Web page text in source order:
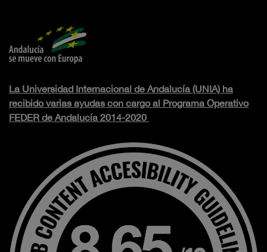
La Universidad Internacional de Andalucía (UNIA) ha
recibido varias ayudas con cargo al Programa Operativo
FEDER de Andalucía 2014-2020